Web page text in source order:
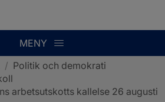
MENY
/ Politik och demokrati
arbetsutskotts kallelse 26 augusti